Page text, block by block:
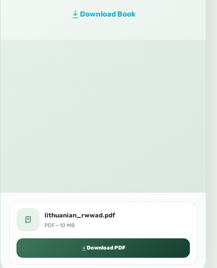
Download Book
lithuanian_rwwad.pdf
PDF · 10 MB
Download PDF